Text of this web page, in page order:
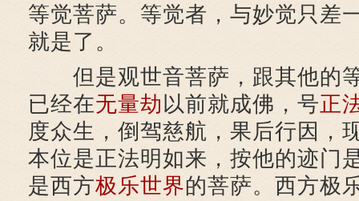
等觉菩萨。等觉者，与妙觉只差
就是了。
但是观世音菩萨，跟其他的
已经在无量劫以前就成佛，号正
度众生，倒驾慈航，果后行因，
本位是正法明如来，按他的迹门
是西方极乐世界的菩萨。西方极